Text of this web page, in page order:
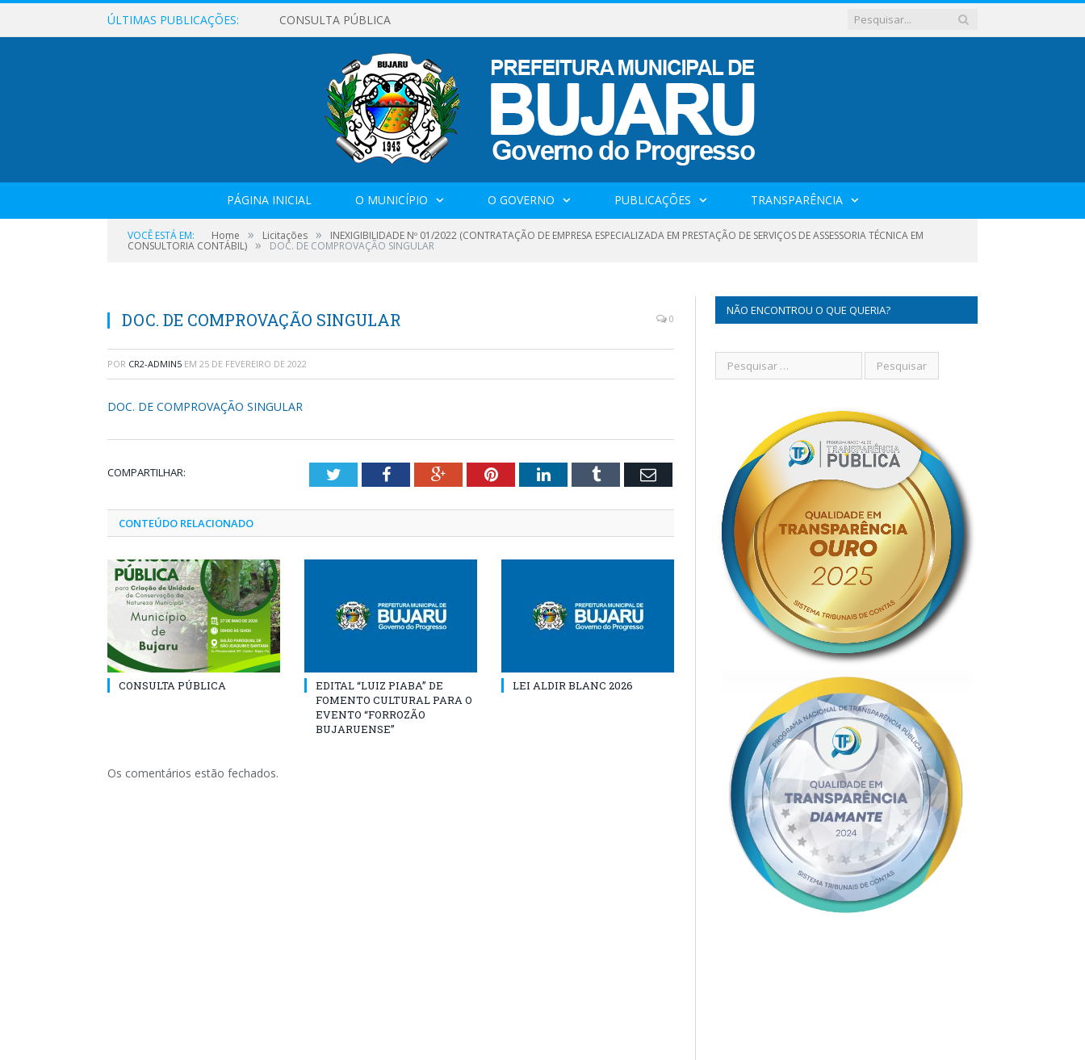
ÚLTIMAS PUBLICAÇÕES: CONSULTA PÚBLICA
PÁGINA INICIAL O MUNICÍPIO O GOVERNO PUBLICAÇÕES TRANSPARÊNCIA
VOCÊ ESTÁ EM: Home » Licitações » INEXIGIBILIDADE Nº 01/2022 (CONTRATAÇÃO DE EMPRESA ESPECIALIZADA EM PRESTAÇÃO DE SERVIÇOS DE ASSESSORIA TÉCNICA EM
CONSULTORIA CONTÁBIL) » DOC. DE COMPROVAÇÃO SINGULAR
DOC. DE COMPROVAÇÃO SINGULAR 0
POR CR2-ADMIN5 EM 25 DE FEVEREIRO DE 2022
DOC. DE COMPROVAÇÃO SINGULAR
COMPARTILHAR: TwitterFacebookGoogle+PinterestLinkedInTumblr Email
CONTEÚDO RELACIONADO
CONSULTA PÚBLICA
EDITAL “LUIZ PIABA” DE
FOMENTO CULTURAL PARA O
EVENTO “FORROZÃO
BUJARUENSE”
LEI ALDIR BLANC 2026
Os comentários estão fechados.
NÃO ENCONTROU O QUE QUERIA?